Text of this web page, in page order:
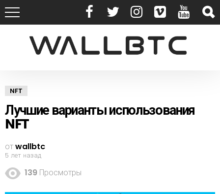
NFT
Лучшие варианты использования
NFT
отwallbtc
5 лет назад
139 Просмотры